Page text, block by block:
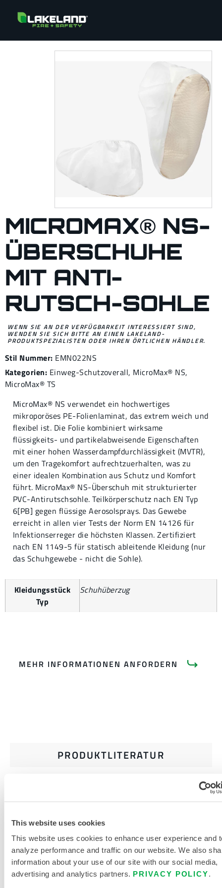
This website uses cookies
This website uses cookies to enhance user experience and
analyze performance and traffic on our website. We also
information about your use of our site with our social media,
advertising and analytics partners. PRIVACY POLICY.
MICROMAX® NS-
ÜBERSCHUHE
MIT ANTI-
RUTSCH-SOHLE
WENN SIE AN DER VERFÜGBARKEIT INTERESSIERT SIND,
WENDEN SIE SICH BITTE AN EINEN LAKELAND-
PRODUKTSPEZIALISTEN ODER IHREN ÖRTLICHEN HÄNDLER.
Stil Nummer: EMN022NS
Kategorien: Einweg-Schutzoverall, MicroMax® NS,
MicroMax® TS
MicroMax® NS verwendet ein hochwertiges
mikroporöses PE-Folienlaminat, das extrem weich und
flexibel ist. Die Folie kombiniert wirksame
flüssigkeits- und partikelabweisende Eigenschaften
mit einer hohen Wasserdampfdurchlässigkeit (MVTR),
um den Tragekomfort aufrechtzuerhalten, was zu
einer idealen Kombination aus Schutz und Komfort
führt. MicroMax® NS-Überschuh mit strukturierter
PVC-Antirutschsohle. Teilkörperschutz nach EN Typ
6[PB] gegen flüssige Aerosolsprays. Das Gewebe
erreicht in allen vier Tests der Norm EN 14126 für
Infektionserreger die höchsten Klassen. Zertifiziert
nach EN 1149-5 für statisch ableitende Kleidung (nur
das Schuhgewebe - nicht die Sohle).
Kleidungsstück
Typ
Schuhüberzug
MEHR INFORMATIONEN ANFORDERN
PRODUKTLITERATUR
VERWANDTE DOKUMENTE
HEMIKALIENSCHUTZKLEIDUNG